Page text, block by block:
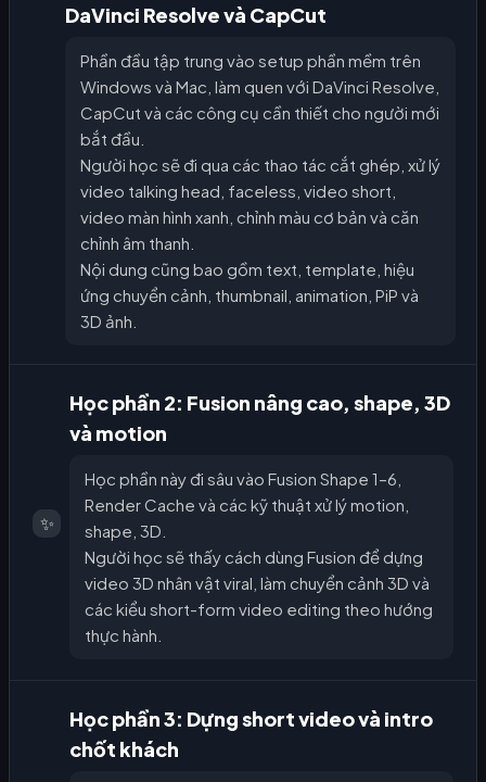
DaVinci Resolve và CapCut
Phần đầu tập trung vào setup phần mềm trên
Windows và Mac, làm quen với DaVinci Resolve,
CapCut và các công cụ cần thiết cho người mới
bắt đầu.
Người học sẽ đi qua các thao tác cắt ghép, xử lý
video talking head, faceless, video short,
video màn hình xanh, chỉnh màu cơ bản và căn
chỉnh âm thanh.
Nội dung cũng bao gồm text, template, hiệu
ứng chuyển cảnh, thumbnail, animation, PiP và
3D ảnh.
✨
Học phần 2: Fusion nâng cao, shape, 3D
và motion
Học phần này đi sâu vào Fusion Shape 1–6,
Render Cache và các kỹ thuật xử lý motion,
shape, 3D.
Người học sẽ thấy cách dùng Fusion để dựng
video 3D nhân vật viral, làm chuyển cảnh 3D và
các kiểu short-form video editing theo hướng
thực hành.
Học phần 3: Dựng short video và intro
chốt khách